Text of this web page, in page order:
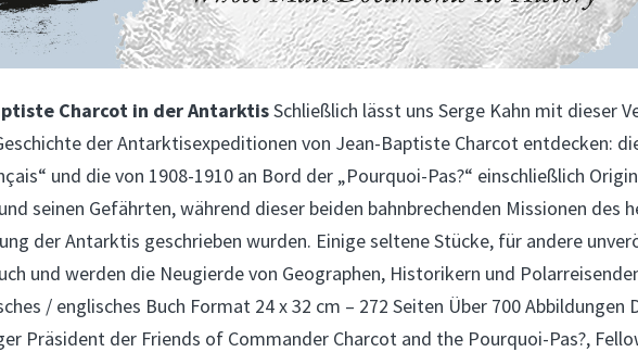
Charcot in der AntarktisSchließlich lässt uns Serge Kahn mit dieser
der Antarktisexpeditionen von Jean-Baptiste Charcot entdecken:
und die von 1908-1910 an Bord der „Pourquoi-Pas?“ einschließlich
seinen Gefährten, während dieser beiden bahnbrechenden Missionen des
der Antarktis geschrieben wurden. Einige seltene Stücke, für andere
und werden die Neugierde von Geographen, Historikern und
/ englisches Buch Format 24 x 32 cm – 272 Seiten Über 700 Abbildungen
Präsident der Friends of Commander Charcot and the Pourquoi-Pas?,